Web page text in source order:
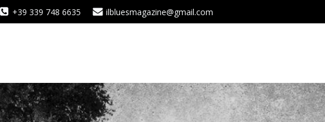
+39 339 748 6635 ilbluesmagazine@gmail.com